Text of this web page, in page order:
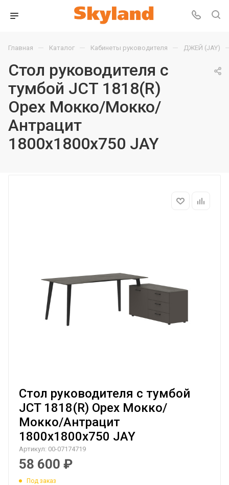
Главная — Каталог — Кабинеты руководителя — ДЖЕЙ (JAY)
Стол руководителя с
тумбой JCT 1818(R)
Орех Мокко/Мокко/
Антрацит
1800х1800х750 JAY
Стол руководителя с тумбой
JCT 1818(R) Орех Мокко/
Мокко/Антрацит
1800х1800х750 JAY
Артикул: 00-07174719
58 600 ₽
Под заказ